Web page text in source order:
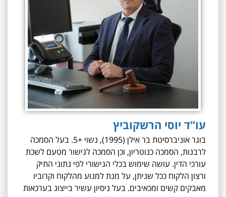
עו"ד יוסי הרשקוביץ
בוגר אוניברסיטת בר אילן (1995), נשוי +5. בעל הסמכה
לרבנות, הסמכה כנוטריון, וכן הסמכה לגישור מטעם לשכת
עורכי הדין. עושה שימוש בכלי הגישורי לפי נתוני התיק
ורצון הלקוח ככל שניתן, על מנת למנוע מהלקוח וקרוביו
מאבקים קשים ומכאיבים. בעל ניסיון עשיר בייצוג בערכאות